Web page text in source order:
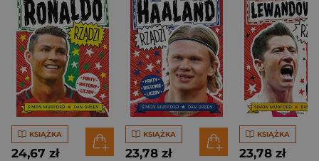
KSIĄŻKA
24,67 zł
KSIĄŻKA
23,78 zł
KSIĄŻKA
23,78 zł